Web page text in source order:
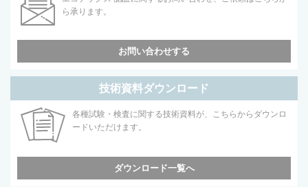
ら承ります。
お問い合わせする
技術資料ダウンロード
各種試験・検査に関する技術資料が、こちらからダウンロ
ードいただけます。
ダウンロード一覧へ